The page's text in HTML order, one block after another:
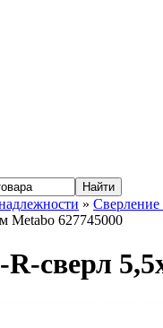
» Сверление
Metabo 627745000
R-сверл